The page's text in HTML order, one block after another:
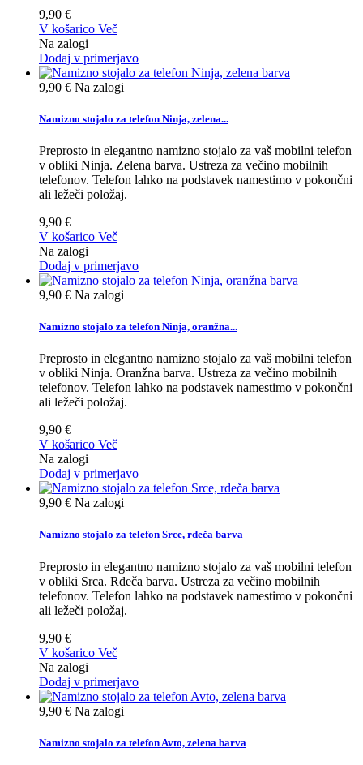
9,90 €
V košarico Več
Na zalogi
Dodaj v primerjavo
9,90 € Na zalogi
Namizno stojalo za telefon Ninja, zelena...
Preprosto in elegantno namizno stojalo za vaš mobilni telefon
v obliki Ninja. Zelena barva. Ustreza za večino mobilnih
telefonov. Telefon lahko na podstavek namestimo v pokončni
ali ležeči položaj.
9,90 €
V košarico Več
Na zalogi
Dodaj v primerjavo
9,90 € Na zalogi
Namizno stojalo za telefon Ninja, oranžna...
Preprosto in elegantno namizno stojalo za vaš mobilni telefon
v obliki Ninja. Oranžna barva. Ustreza za večino mobilnih
telefonov. Telefon lahko na podstavek namestimo v pokončni
ali ležeči položaj.
9,90 €
V košarico Več
Na zalogi
Dodaj v primerjavo
9,90 € Na zalogi
Namizno stojalo za telefon Srce, rdeča barva
Preprosto in elegantno namizno stojalo za vaš mobilni telefon
v obliki Srca. Rdeča barva. Ustreza za večino mobilnih
telefonov. Telefon lahko na podstavek namestimo v pokončni
ali ležeči položaj.
9,90 €
V košarico Več
Na zalogi
Dodaj v primerjavo
9,90 € Na zalogi
Namizno stojalo za telefon Avto, zelena barva